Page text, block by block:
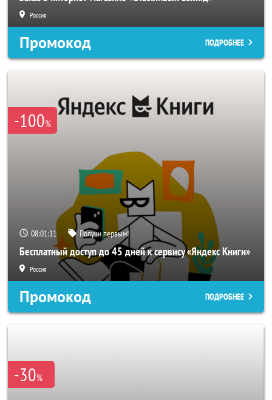
Россия
Промокод ПОДРОБНЕЕ
-100%
08:01:08 Получи первым!
Бесплатный доступ до 45 дней к сервису «Яндекс Книги»
Россия
Промокод ПОДРОБНЕЕ
-30%